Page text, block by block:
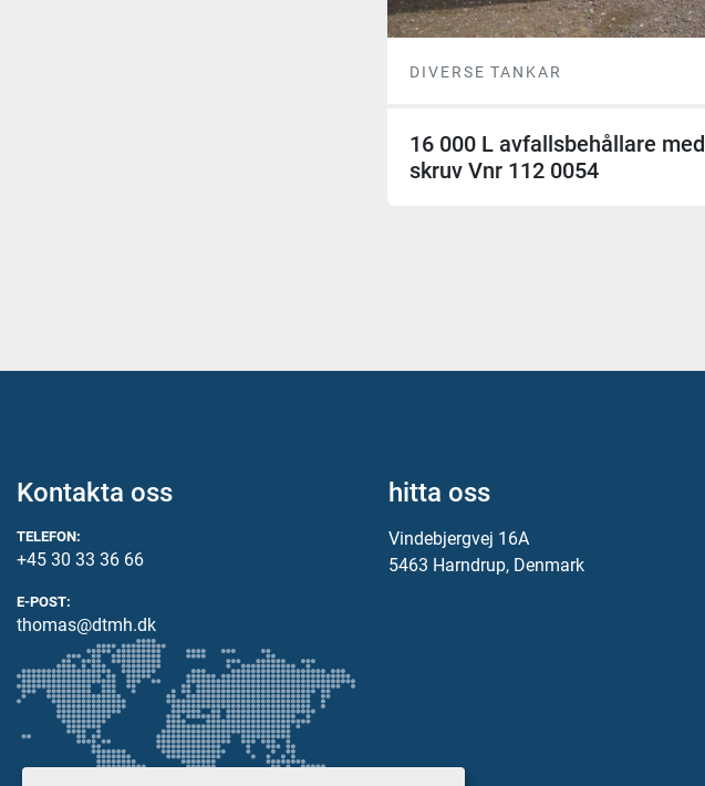
DIVERSE TANKAR
16 000 L avfallsbehållare med
skruv Vnr 112 0054
Kontakta oss
TELEFON:
+45 30 33 36 66
E-POST:
thomas@dtmh.dk
hitta oss
Vindebjergvej 16A
5463 Harndrup, Denmark